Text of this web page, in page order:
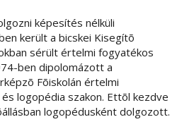
képesítés nélküli
került a bicskei Kisegítõ
sérült értelmi fogyatékos
ben dipolomázott a
Fõiskolán értelmi
logopédia szakon. Ettõl kezdve
logopédusként dolgozott.